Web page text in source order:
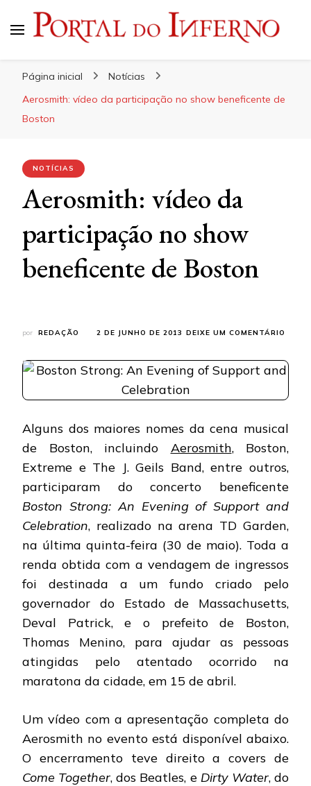
Página inicial
Notícias
Aerosmith: vídeo da participação no show beneficente de
Boston
NOTÍCIAS
Aerosmith: vídeo da
participação no show
beneficente de Boston
por REDAÇÃO 2 DE JUNHO DE 2013 DEIXE UM COMENTÁRIO
NO
DE
Alguns dos maiores nomes da cena musical
de Boston, incluindo Aerosmith, Boston,
Extreme e The J. Geils Band, entre outros,
participaram do concerto beneficente
Boston Strong: An Evening of Support and
Celebration, realizado na arena TD Garden,
na última quinta-feira (30 de maio). Toda a
renda obtida com a vendagem de ingressos
foi destinada a um fundo criado pelo
governador do Estado de Massachusetts,
Deval Patrick, e o prefeito de Boston,
Thomas Menino, para ajudar as pessoas
atingidas pelo atentado ocorrido na
maratona da cidade, em 15 de abril.
Um vídeo com a apresentação completa do
Aerosmith no evento está disponível abaixo.
O encerramento teve direito a covers de
Come Together, dos Beatles, e Dirty Water, do